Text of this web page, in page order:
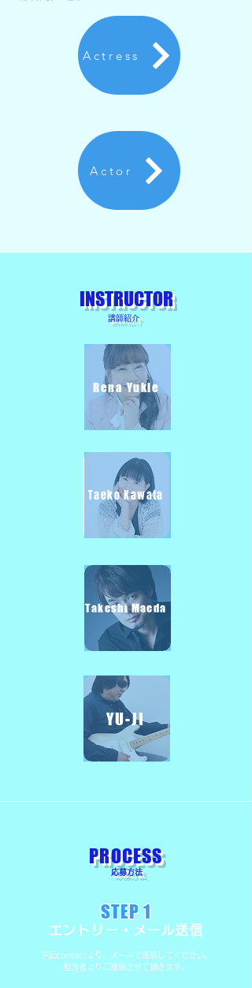
Actress
Actor
​INSTRUCTOR
​講師紹介
Rena Yukie
Taeko Kawata
Takeshi Maeda
YU-JI
​PROCESS
​応募方法
STEP 1
​エントリー・メール送信
下記contactより、メールで送信してください。
​担当者よりご連絡させて頂きます。